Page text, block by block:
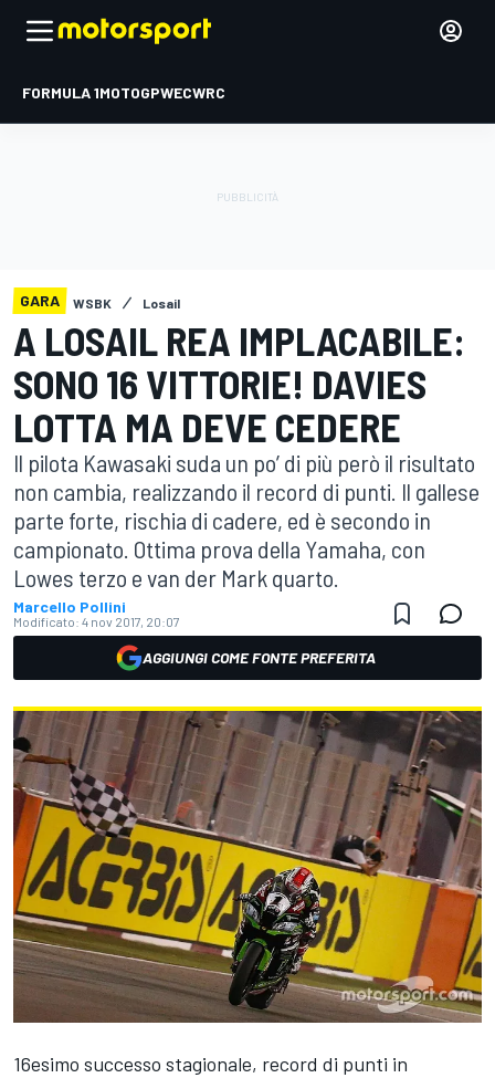
FORMULA 1MOTOGPWECWRC
GARA WSBK Losail
A LOSAIL REA IMPLACABILE:
SONO 16 VITTORIE! DAVIES
LOTTA MA DEVE CEDERE
Il pilota Kawasaki suda un po’ di più però il risultato
non cambia, realizzando il record di punti. Il gallese
parte forte, rischia di cadere, ed è secondo in
campionato. Ottima prova della Yamaha, con
Lowes terzo e van der Mark quarto.
Marcello Pollini
Modificato: 4 nov 2017, 20:07
AGGIUNGI COME FONTE PREFERITA
16esimo successo stagionale, record di punti in